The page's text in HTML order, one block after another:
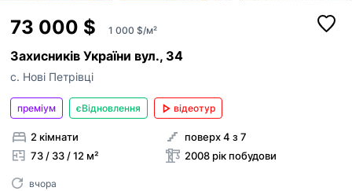
73 000 $ 1 000 $/м²
Захисників України вул., 34
с. Нові Петрівці
преміум єВідновлення відеотур
2 кімнати
73 / 33 / 12 м²
поверх 4 з 7
2008 рік побудови
вчора